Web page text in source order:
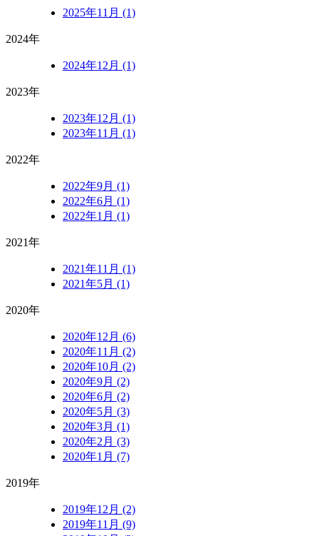
2025年11月 (1)
2024年
2024年12月 (1)
2023年
2023年12月 (1)
2023年11月 (1)
2022年
2022年9月 (1)
2022年6月 (1)
2022年1月 (1)
2021年
2021年11月 (1)
2021年5月 (1)
2020年
2020年12月 (6)
2020年11月 (2)
2020年10月 (2)
2020年9月 (2)
2020年6月 (2)
2020年5月 (3)
2020年3月 (1)
2020年2月 (3)
2020年1月 (7)
2019年
2019年12月 (2)
2019年11月 (9)